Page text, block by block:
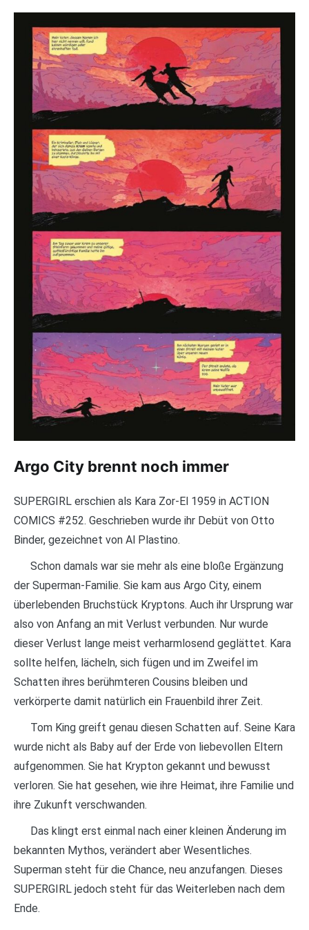
Argo City brennt noch immer
SUPERGIRL erschien als Kara Zor-El 1959 in ACTION
COMICS #252. Geschrieben wurde ihr Debüt von Otto
Binder, gezeichnet von Al Plastino.
Schon damals war sie mehr als eine bloße Ergänzung
der Superman-Familie. Sie kam aus Argo City, einem
überlebenden Bruchstück Kryptons. Auch ihr Ursprung war
also von Anfang an mit Verlust verbunden. Nur wurde
dieser Verlust lange meist verharmlosend geglättet. Kara
sollte helfen, lächeln, sich fügen und im Zweifel im
Schatten ihres berühmteren Cousins bleiben und
verkörperte damit natürlich ein Frauenbild ihrer Zeit.
Tom King greift genau diesen Schatten auf. Seine Kara
wurde nicht als Baby auf der Erde von liebevollen Eltern
aufgenommen. Sie hat Krypton gekannt und bewusst
verloren. Sie hat gesehen, wie ihre Heimat, ihre Familie und
ihre Zukunft verschwanden.
Das klingt erst einmal nach einer kleinen Änderung im
bekannten Mythos, verändert aber Wesentliches.
Superman steht für die Chance, neu anzufangen. Dieses
SUPERGIRL jedoch steht für das Weiterleben nach dem
Ende.